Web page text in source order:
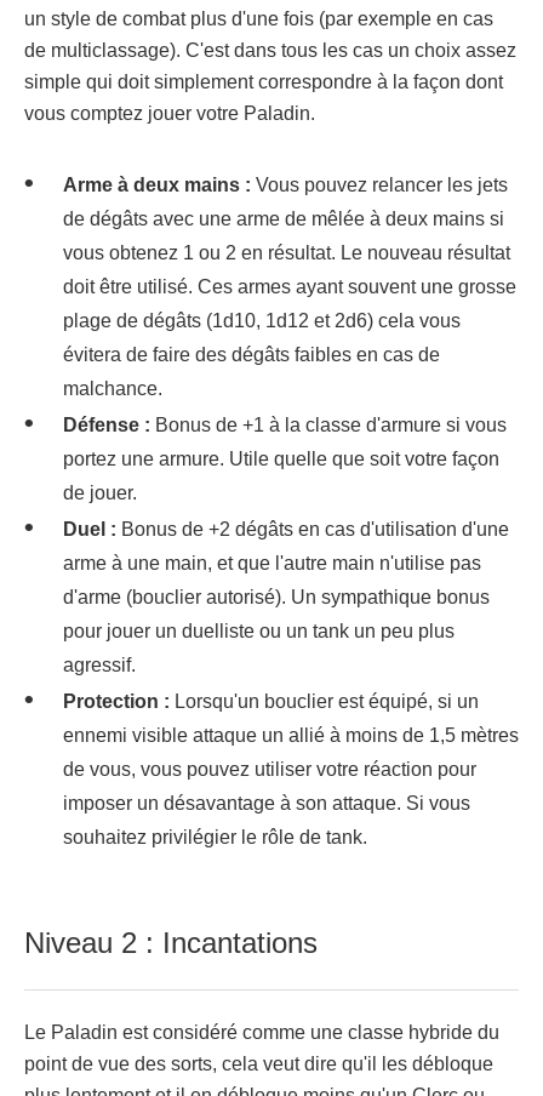
un style de combat plus d'une fois (par exemple en cas
de multiclassage). C'est dans tous les cas un choix assez
simple qui doit simplement correspondre à la façon dont
vous comptez jouer votre Paladin.
Arme à deux mains : Vous pouvez relancer les jets
de dégâts avec une arme de mêlée à deux mains si
vous obtenez 1 ou 2 en résultat. Le nouveau résultat
doit être utilisé. Ces armes ayant souvent une grosse
plage de dégâts (1d10, 1d12 et 2d6) cela vous
évitera de faire des dégâts faibles en cas de
malchance.
Défense : Bonus de +1 à la classe d'armure si vous
portez une armure. Utile quelle que soit votre façon
de jouer.
Duel : Bonus de +2 dégâts en cas d'utilisation d'une
arme à une main, et que l'autre main n'utilise pas
d'arme (bouclier autorisé). Un sympathique bonus
pour jouer un duelliste ou un tank un peu plus
agressif.
Protection : Lorsqu'un bouclier est équipé, si un
ennemi visible attaque un allié à moins de 1,5 mètres
de vous, vous pouvez utiliser votre réaction pour
imposer un désavantage à son attaque. Si vous
souhaitez privilégier le rôle de tank.
Niveau 2 : Incantations
Le Paladin est considéré comme une classe hybride du
point de vue des sorts, cela veut dire qu'il les débloque